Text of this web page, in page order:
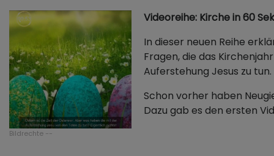
Bildrechte --
Videoreihe: Kirche in 60
In dieser neuen Reihe
Fragen, die das
Auferstehung Jesus zu
Schon vorher haben
Dazu gab es den ersten